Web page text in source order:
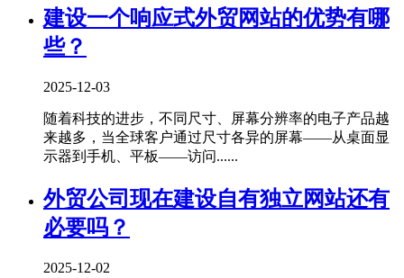
建设一个响应式外贸网站的优势有哪
些？
2025-12-03
随着科技的进步，不同尺寸、屏幕分辨率的电子产品越
来越多，当全球客户通过尺寸各异的屏幕——从桌面显
示器到手机、平板——访问......
外贸公司现在建设自有独立网站还有
必要吗？
2025-12-02